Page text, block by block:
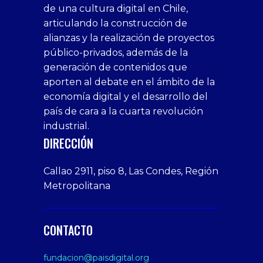
casino
siteleri
bedava
bonus
veren
siteler
1xbet
deneme
bonusu
veren
bonusu
siteler
1win
xslot
sahabet
giriş
1xbet
giriş
tarafbet
giriş
siteler
deneme
bonusu
Deneme
bonusu
veren
siteler
xxx
homemade
porn
on
webcam
Cumshots
Tits
Free
Amateur
Porn
Xxx
Indian
Big
Butt
sex
From
siteler
deneme
bonusu
veren
siteler
de una cultura digital en Chile,
articulando la construcción de
alianzas y la realización de proyectos
público-privados, además de la
generación de contenidos que
aporten al debate en el ámbito de la
economía digital y el desarrollo del
país de cara a la cuarta revolución
industrial.
DIRECCIÓN
Callao 2911, piso 8, Las Condes, Región
Metropolitana
CONTACTO
fundacion@paisdigital.org